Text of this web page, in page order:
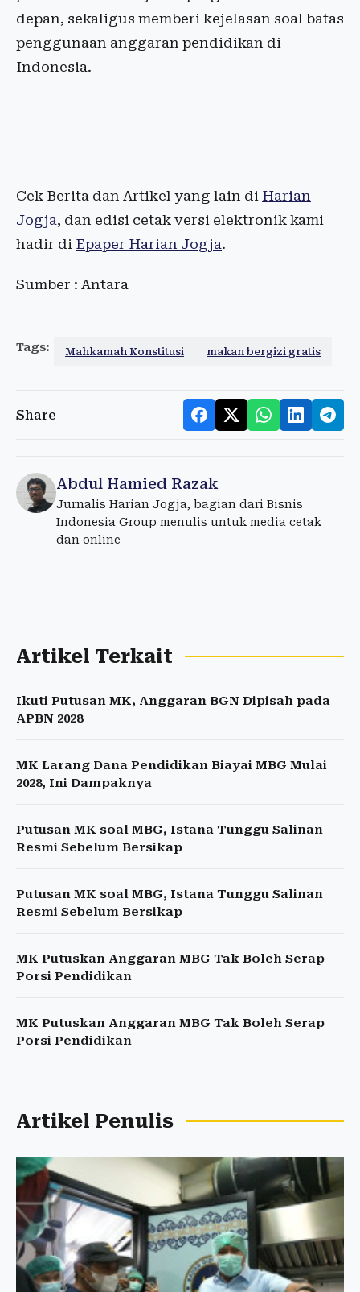
depan, sekaligus memberi kejelasan soal batas
penggunaan anggaran pendidikan di
Indonesia.
Cek Berita dan Artikel yang lain di Harian
Jogja, dan edisi cetak versi elektronik kami
hadir di Epaper Harian Jogja.
Sumber : Antara
Tags: Mahkamah Konstitusi makan bergizi gratis
Share
Abdul Hamied Razak
Jurnalis Harian Jogja, bagian dari Bisnis
Indonesia Group menulis untuk media cetak
dan online
Artikel Terkait
Ikuti Putusan MK, Anggaran BGN Dipisah pada
APBN 2028
MK Larang Dana Pendidikan Biayai MBG Mulai
2028, Ini Dampaknya
Putusan MK soal MBG, Istana Tunggu Salinan
Resmi Sebelum Bersikap
Putusan MK soal MBG, Istana Tunggu Salinan
Resmi Sebelum Bersikap
MK Putuskan Anggaran MBG Tak Boleh Serap
Porsi Pendidikan
MK Putuskan Anggaran MBG Tak Boleh Serap
Porsi Pendidikan
Artikel Penulis